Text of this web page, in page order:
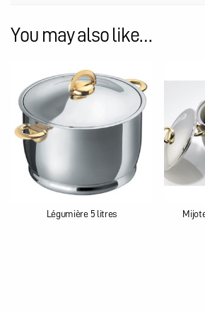
You may also like…
Légumière 5 litres